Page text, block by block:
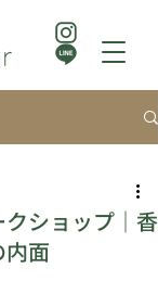
ショップ｜香
内面